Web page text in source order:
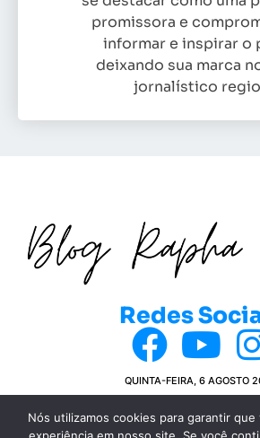
promissora e
informar e inspirar o
deixando sua marca
jornalístico
Redes
QUINTA-FEIRA, 6 AGOSTO
Nós utilizamos cookies para garantir